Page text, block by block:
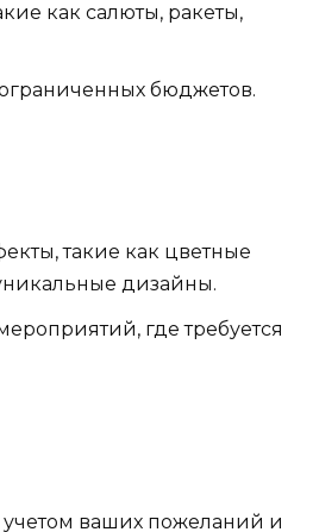
как салюты, ракеты,
бюджетов.
такие как цветные
дизайны.
где требуется
учетом ваших пожеланий и